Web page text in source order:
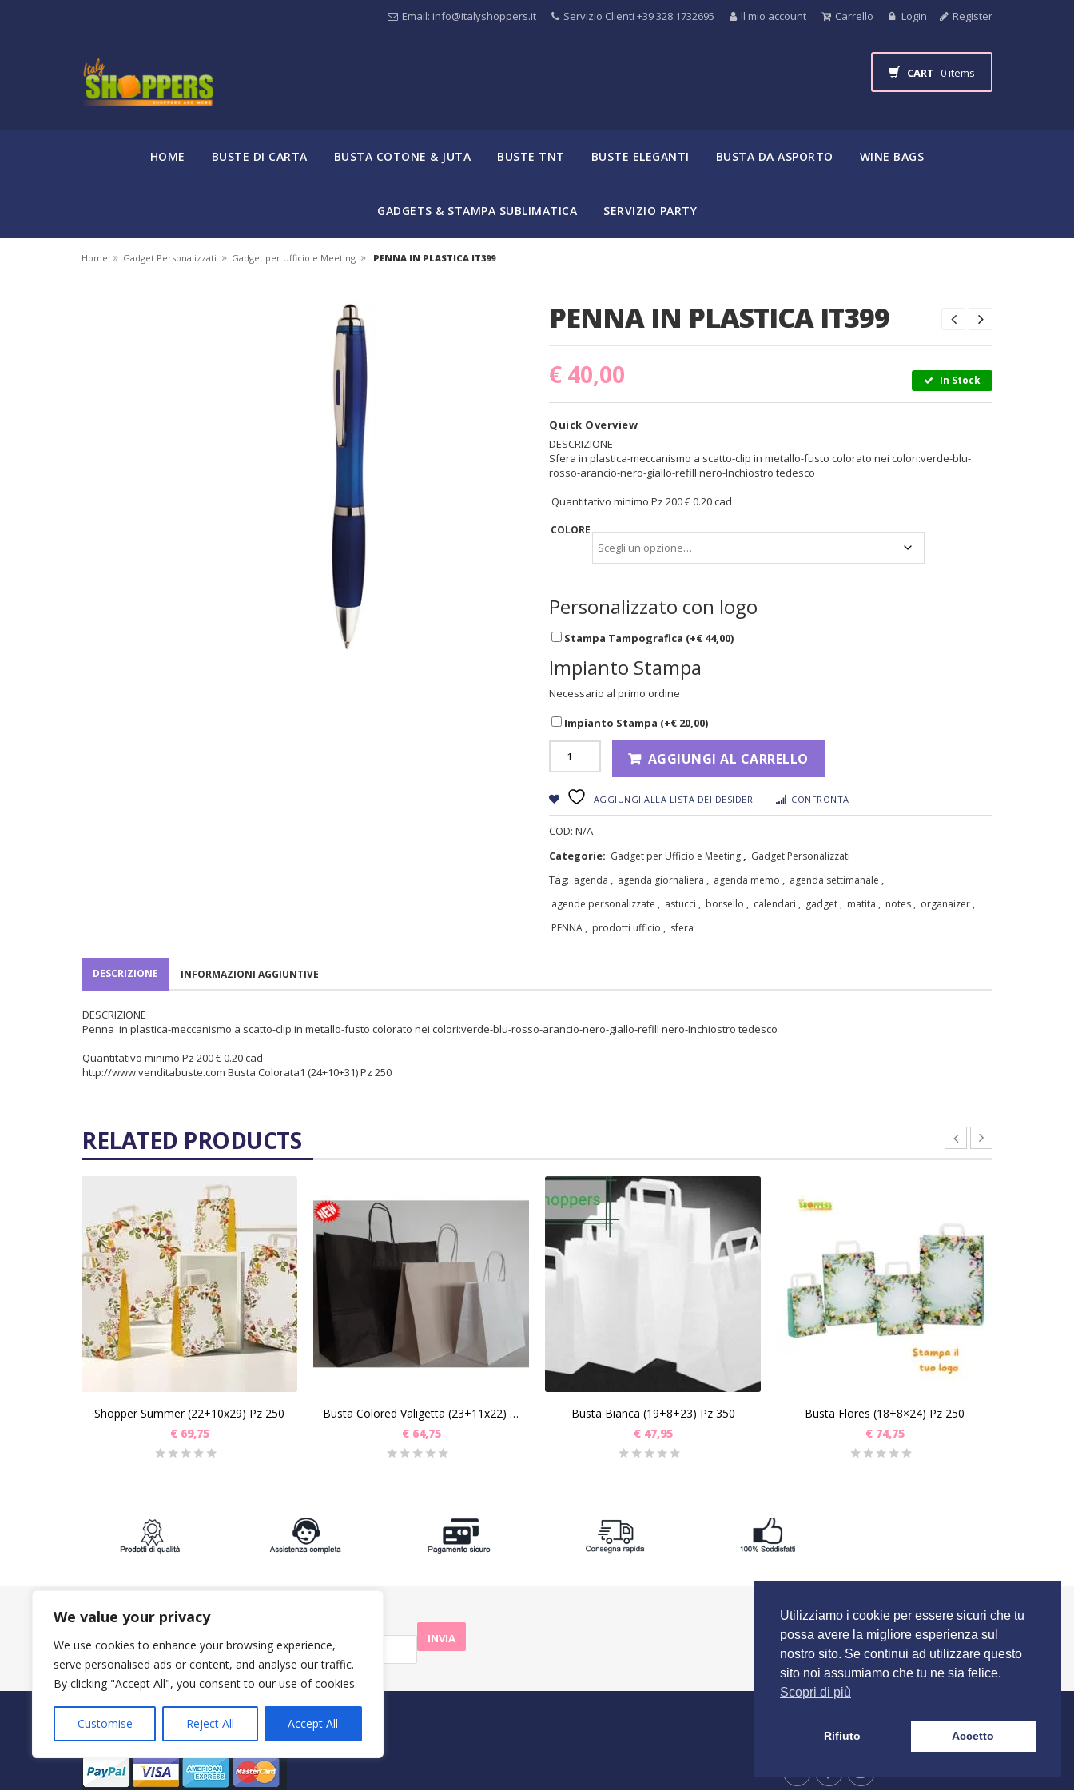
We value your privacy
We use cookies to enhance your browsing experience,
serve personalised ads or content, and analyse our traffic.
By clicking "Accept All", you consent to our use of cookies.
Customise Reject All Accept All
Email: info@italyshoppers.it Servizio Clienti +39 328 1732695 Il mio account Carrello Login Register
CART 0 items
HOME BUSTE DI CARTA BUSTA COTONE & JUTA BUSTE TNT BUSTE ELEGANTI BUSTA DA ASPORTO WINE BAGS
GADGETS & STAMPA SUBLIMATICA SERVIZIO PARTY
Home » Gadget Personalizzati » Gadget per Ufficio e Meeting » PENNA IN PLASTICA IT399
PENNA IN PLASTICA IT399
€ 40,00 In Stock
Quick Overview
DESCRIZIONE
Sfera in plastica-meccanismo a scatto-clip in metallo-fusto colorato nei colori:verde-blu-
rosso-arancio-nero-giallo-refill nero-Inchiostro tedesco
Quantitativo minimo Pz 200 € 0.20 cad
COLORE
Personalizzato con logo
Stampa Tampografica (+€ 44,00)
Impianto Stampa
Necessario al primo ordine
Impianto Stampa (+€ 20,00)
AGGIUNGI AL CARRELLO
AGGIUNGI ALLA LISTA DEI DESIDERI CONFRONTA
COD: N/A
Categorie: Gadget per Ufficio e Meeting Gadget Personalizzati
Tag: agenda agenda giornaliera agenda memo agenda settimanale
agende personalizzate astucci borsello calendari gadget matita notes organaizer
PENNA prodotti ufficio sfera
DESCRIZIONE INFORMAZIONI AGGIUNTIVE
DESCRIZIONE
Penna in plastica-meccanismo a scatto-clip in metallo-fusto colorato nei colori:verde-blu-rosso-arancio-nero-giallo-refill nero-Inchiostro tedesco
Quantitativo minimo Pz 200 € 0.20 cad
http://www.venditabuste.com Busta Colorata1 (24+10+31) Pz 250
RELATED PRODUCTS
SCEGLI
Shopper Summer (22+10x29) Pz 250
€69,75
SCEGLI
Busta Colored Valigetta (23+11x22) Pz 250
€64,75
SCEGLI
Busta Bianca (19+8+23) Pz 350
€47,95
SCEGLI
Busta Flores (18+8×24) Pz 250
€74,75
ISCRIVITI ALLA NEWSLETTER:
PAGAMENTI SICURI CON
Utilizziamo i cookie per essere sicuri che tu
possa avere la migliore esperienza sul
nostro sito. Se continui ad utilizzare questo
sito noi assumiamo che tu ne sia felice.
Scopri di più
Rifiuto Accetto